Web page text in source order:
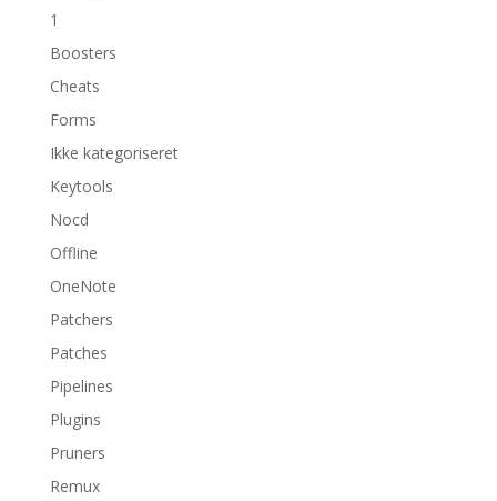
1
Boosters
Cheats
Forms
Ikke kategoriseret
Keytools
Nocd
Offline
OneNote
Patchers
Patches
Pipelines
Plugins
Pruners
Remux